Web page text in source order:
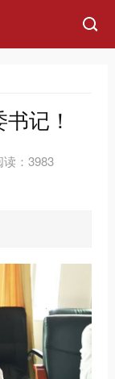
记！
读：3983